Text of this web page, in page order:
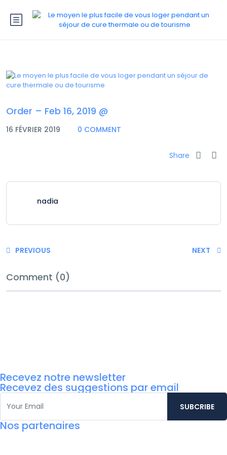
Order – Feb 16, 2019 @
16 FÉVRIER 2019 0 COMMENT
Share
nadia
PREVIOUS NEXT
Comment (0)
Recevez notre newsletter
Recevez des suggestions par email
Nos partenaires